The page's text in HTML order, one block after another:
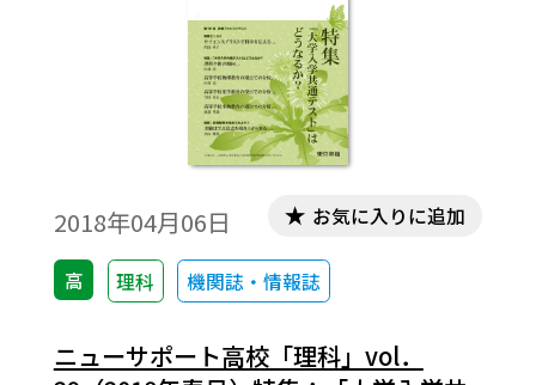
2018年04月06日
高 理科 機関誌・情報誌
お気に入りに追加
ニューサポート高校「理科」vol．